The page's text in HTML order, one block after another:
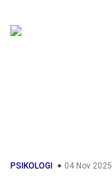
PSIKOLOGI 04 Nov 2025